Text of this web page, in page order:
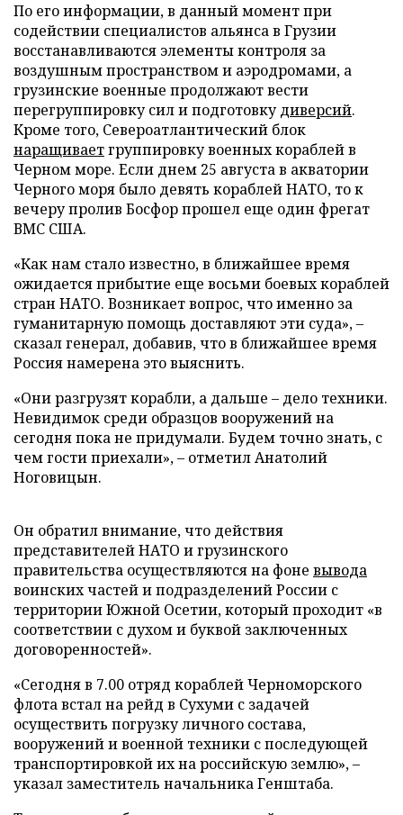
По его информации, в данный момент при
содействии специалистов альянса в Грузии
восстанавливаются элементы контроля за
воздушным пространством и аэродромами, а
грузинские военные продолжают вести
перегруппировку сил и подготовкудиверсий.
Кроме того, Североатлантический блок
наращиваетгруппировку военных кораблей в
Черном море. Если днем 25 августа в акватории
Черного моря было девять кораблей НАТО, то к
вечеру пролив Босфор прошел еще один фрегат
ВМС США.
«Как нам стало известно, в ближайшее время
ожидается прибытие еще восьми боевых кораблей
стран НАТО. Возникает вопрос, что именно за
гуманитарную помощь доставляют эти суда», –
сказал генерал, добавив, что в ближайшее время
Россия намерена это выяснить.
«Они разгрузят корабли, а дальше – дело техники.
Невидимок среди образцов вооружений на
сегодня пока не придумали. Будем точно знать, с
чем гости приехали», – отметил Анатолий
Ноговицын.
Он обратил внимание, что действия
представителей НАТО и грузинского
правительства осуществляются на фоне вывода
воинских частей и подразделений России с
территории Южной Осетии, который проходит «в
соответствии с духом и буквой заключенных
договоренностей».
«Сегодня в 7.00 отряд кораблей Черноморского
флота встал на рейд в Сухуми с задачей
осуществить погрузку личного состава,
вооружений и военной техники с последующей
транспортировкой их на российскую землю», –
указал заместитель начальника Генштаба.